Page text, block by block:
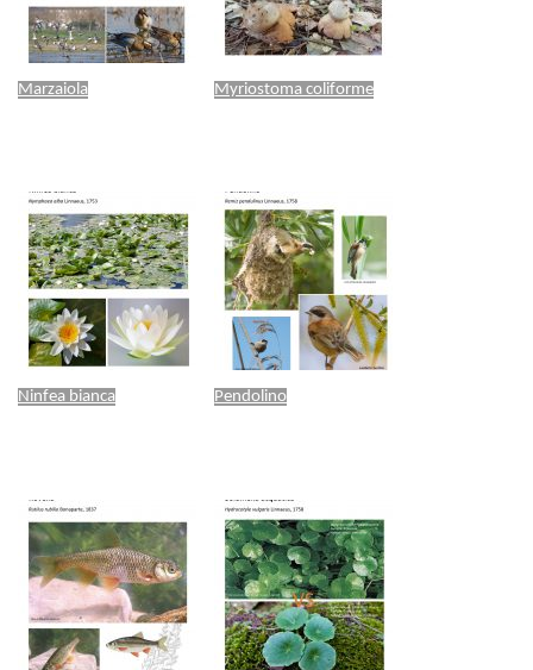
Marzaiola Myriostoma coliforme
Ninfea bianca Pendolino